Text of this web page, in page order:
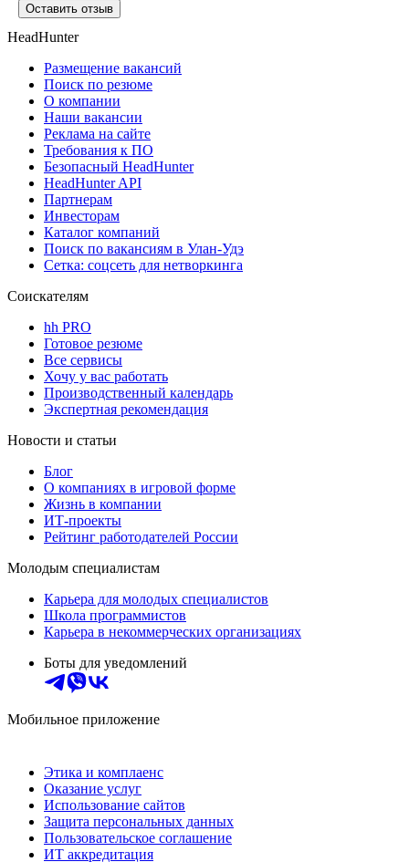
Оставить отзыв
HeadHunter
Размещение вакансий
Поиск по резюме
О компании
Наши вакансии
Реклама на сайте
Требования к ПО
Безопасный HeadHunter
HeadHunter API
Партнерам
Инвесторам
Каталог компаний
Поиск по вакансиям в Улан-Удэ
Сетка: соцсеть для нетворкинга
Соискателям
hh PRO
Готовое резюме
Все сервисы
Хочу у вас работать
Производственный календарь
Экспертная рекомендация
Новости и статьи
Блог
О компаниях в игровой форме
Жизнь в компании
ИТ-проекты
Рейтинг работодателей России
Молодым специалистам
Карьера для молодых специалистов
Школа программистов
Карьера в некоммерческих организациях
Боты для уведомлений
Мобильное приложение
Этика и комплаенс
Оказание услуг
Использование сайтов
Защита персональных данных
Пользовательское соглашение
ИТ аккредитация